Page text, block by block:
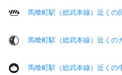
馬喰町駅（総武本線）近くの
馬喰町駅（総武本線）近くの
馬喰町駅（総武本線）近くの